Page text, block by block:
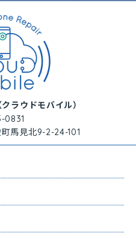
クラウドモバイル）
0831
馬見北9-2-24-101